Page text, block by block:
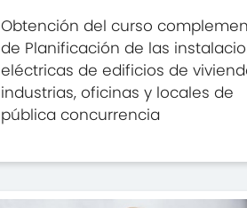
Obtención del curso
de Planificación de las
eléctricas de edificios de
industrias, oficinas y locales de
pública concurrencia